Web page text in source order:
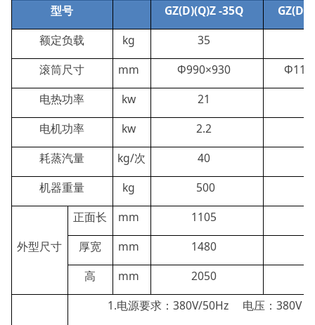
型号
GZ(D)(Q)Z -35Q
额定负载
kg 35
滚筒尺寸
mm Φ990×930
电热功率
kw 21
电机功率
kw 2.2
耗蒸汽量
kg/次 40
机器重量
kg 500
外型尺寸
正面长 mm 1105
厚宽
mm 1480
高
mm 2050
1.电源要求：380V/50Hz 电压：380V